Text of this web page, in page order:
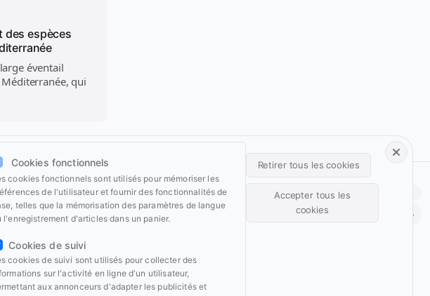
des espèces
éventail
qui
Footer • Navigation principale
Services
Wiki
Lab
Footer • Navigation secondaire
Parcours Light
Cookies fonctionnels
cookies fonctionnels sont utilisés pour mémoriser les
de l'utilisateur et fournir des fonctionnalités de
telles que la mémorisation des paramètres de langue
l'enregistrement d'articles dans un panier.
Cookies de suivi
cookies de suivi sont utilisés pour collecter des
sur l'activité en ligne d'un utilisateur,
aux annonceurs d'adapter les publicités et
Retirer tous les cookies
Accepter tous les
cookies